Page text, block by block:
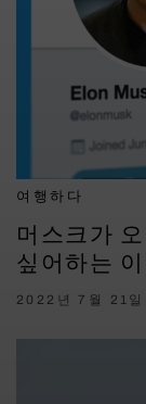
여행하다
머스크가
싶어하는
2022년 7월 21일